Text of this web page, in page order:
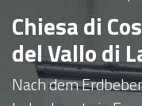
Chiesa di
del Vallo di
Nach dem